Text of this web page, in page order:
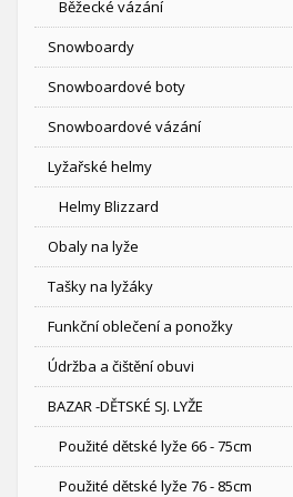
Běžecké vázání
Snowboardy
Snowboardové boty
Snowboardové vázání
Lyžařské helmy
Helmy Blizzard
Obaly na lyže
Tašky na lyžáky
Funkční oblečení a ponožky
Údržba a čištění obuvi
BAZAR -DĚTSKÉ SJ. LYŽE
Použité dětské lyže 66 - 75cm
Použité dětské lyže 76 - 85cm